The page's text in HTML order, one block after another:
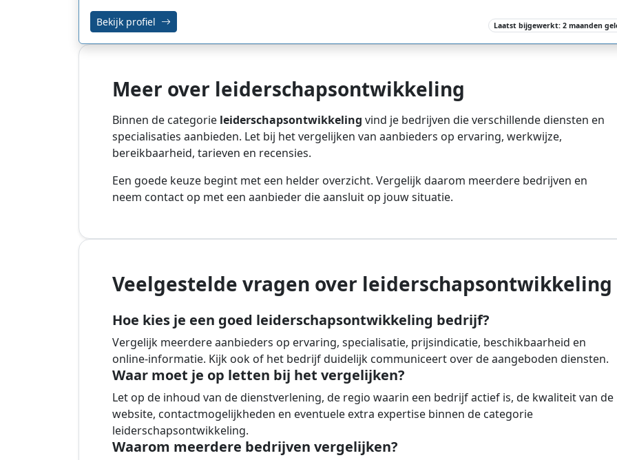
Bekijk profiel Laatst bijgewerkt: 2 maanden
Meer over leiderschapsontwikkeling
Binnen de categorie leiderschapsontwikkeling vind je bedrijven die verschillende diensten en
specialisaties aanbieden. Let bij het vergelijken van aanbieders op ervaring, werkwijze,
bereikbaarheid, tarieven en recensies.
Een goede keuze begint met een helder overzicht. Vergelijk daarom meerdere bedrijven en
neem contact op met een aanbieder die aansluit op jouw situatie.
Veelgestelde vragen over leiderschapsontwikkeling
Hoe kies je een goed leiderschapsontwikkeling bedrijf?
Vergelijk meerdere aanbieders op ervaring, specialisatie, prijsindicatie, beschikbaarheid en
online-informatie. Kijk ook of het bedrijf duidelijk communiceert over de aangeboden diensten.
Waar moet je op letten bij het vergelijken?
Let op de inhoud van de dienstverlening, de regio waarin een bedrijf actief is, de kwaliteit van de
website, contactmogelijkheden en eventuele extra expertise binnen de categorie
leiderschapsontwikkeling.
Waarom meerdere bedrijven vergelijken?